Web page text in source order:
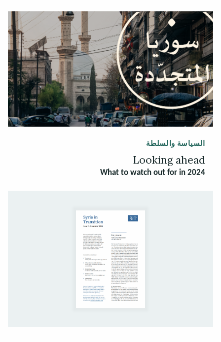
السياسة والسلطة
Looking ahead
What to watch out for in 2024